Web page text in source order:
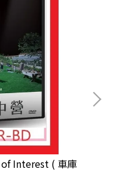
Interest ( 車庫